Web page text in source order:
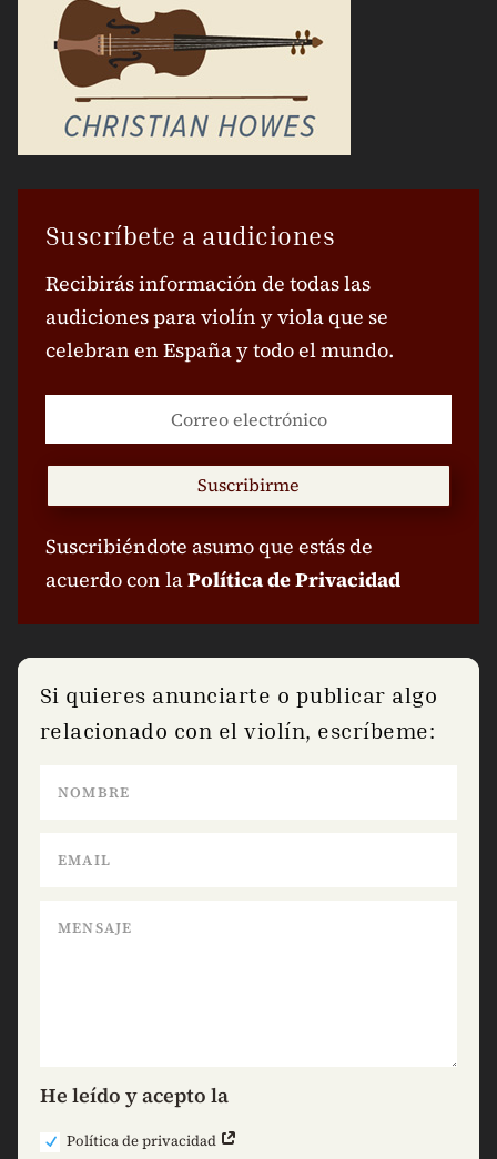
Suscríbete a audiciones
Recibirás información de todas las
audiciones para violín y viola que se
celebran en España y todo el mundo.
Suscribirme
Suscribiéndote asumo que estás de
acuerdo con laPolítica de Privacidad
Si quieres anunciarte o publicar algo
relacionado con el violín, escríbeme:
He leído y acepto la
Política de privacidad